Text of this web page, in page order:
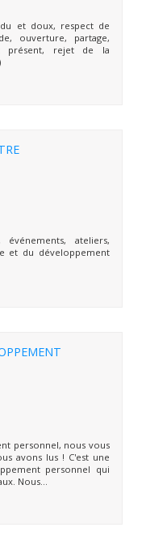
et doux, respect de
ouverture, partage,
présent, rejet de la
ateliers,
et du développement
personnel, nous vous
avons lus ! C'est une
personnel qui
Nous...